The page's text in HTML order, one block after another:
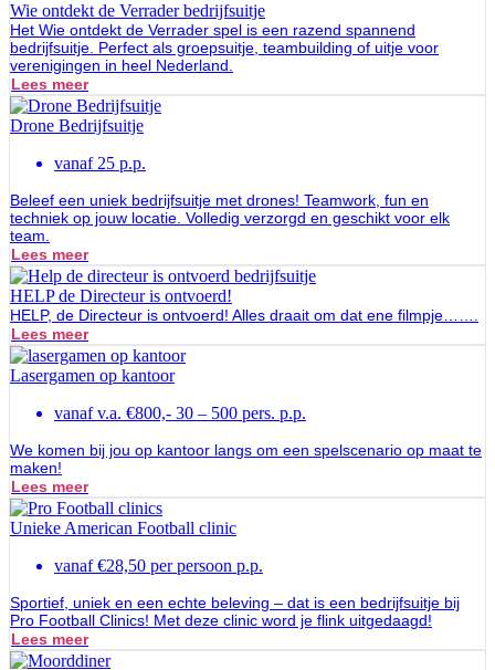
Wie ontdekt de Verrader bedrijfsuitje
Het Wie ontdekt de Verrader spel is een razend spannend
bedrijfsuitje. Perfect als groepsuitje, teambuilding of uitje voor
verenigingen in heel Nederland.
Lees meer
Drone Bedrijfsuitje
vanaf 25 p.p.
Beleef een uniek bedrijfsuitje met drones! Teamwork, fun en
techniek op jouw locatie. Volledig verzorgd en geschikt voor elk
team.
Lees meer
HELP de Directeur is ontvoerd!
HELP, de Directeur is ontvoerd! Alles draait om dat ene filmpje…….
Lees meer
Lasergamen op kantoor
vanaf v.a. €800,- 30 – 500 pers. p.p.
We komen bij jou op kantoor langs om een spelscenario op maat te
maken!
Lees meer
Unieke American Football clinic
vanaf €28,50 per persoon p.p.
Sportief, uniek en een echte beleving – dat is een bedrijfsuitje bij
Pro Football Clinics! Met deze clinic word je flink uitgedaagd!
Lees meer